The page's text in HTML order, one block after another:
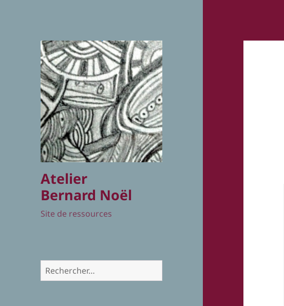
Atelier
Bernard Noël
Site de ressources
Rechercher :